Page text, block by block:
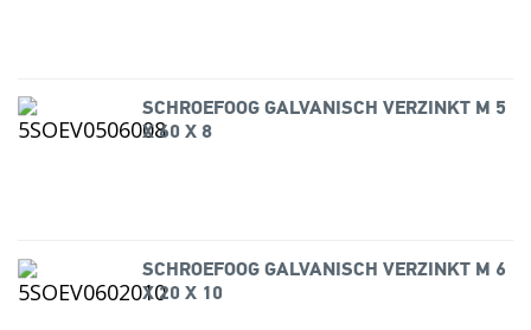
SCHROEFOOG GALVANISCH VERZINKT M 5
X 60 X 8
SCHROEFOOG GALVANISCH VERZINKT M 6
X 20 X 10